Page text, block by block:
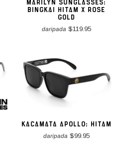
MARILYN SUNGLASSES:
BINGKAI HITAM X ROSE
GOLD
daripada $119.95
KACAMATA APOLLO: HITAM
daripada $99.95